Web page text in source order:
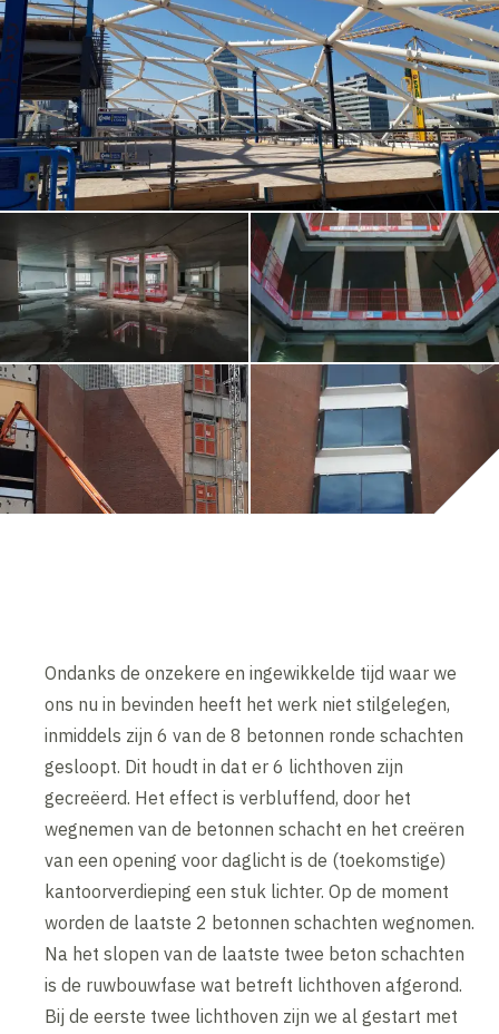
Ondanks de onzekere en ingewikkelde tijd waar we
ons nu in bevinden heeft het werk niet stilgelegen,
inmiddels zijn 6 van de 8 betonnen ronde schachten
gesloopt. Dit houdt in dat er 6 lichthoven zijn
gecreëerd. Het effect is verbluffend, door het
wegnemen van de betonnen schacht en het creëren
van een opening voor daglicht is de (toekomstige)
kantoorverdieping een stuk lichter. Op de moment
worden de laatste 2 betonnen schachten wegnomen.
Na het slopen van de laatste twee beton schachten
is de ruwbouwfase wat betreft lichthoven afgerond.
Bij de eerste twee lichthoven zijn we al gestart met